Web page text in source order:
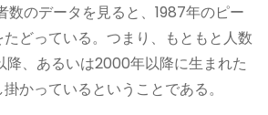
数のデータを見ると、1987年のピー
どっている。つまり、もともと人数
降、あるいは2000年以降に生まれた
かっているということである。